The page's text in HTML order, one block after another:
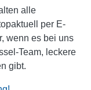
alle
per E-
wenn es bei uns
Team, leckere
gibt.